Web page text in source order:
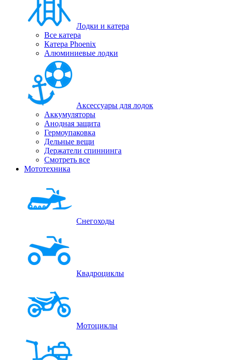
Лодки и катера
Все катера
Катера Phoenix
Алюминиевые лодки
Аксессуары для лодок
Аккумуляторы
Анодная защита
Гермоупаковка
Дельные вещи
Держатели спиннинга
Смотреть все
Мототехника
Снегоходы
Квадроциклы
Мотоциклы